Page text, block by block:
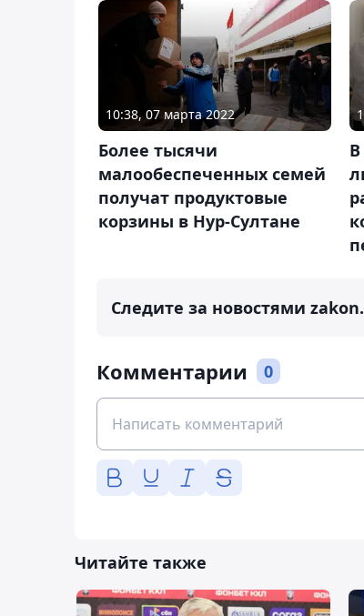
10:38, 07 марта 2022
Более тысячи
малообеспеченных семей
получат продуктовые
корзины в Нур-Султане
Следите за новостями
Комментарии 0
Читайте также